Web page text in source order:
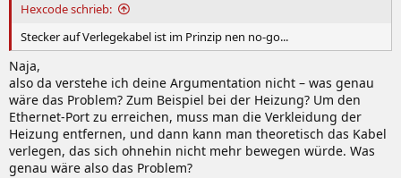
Hexcode schrieb:
Stecker auf Verlegekabel ist im Prinzip nen no-go...
Naja,
also da verstehe ich deine Argumentation nicht – was genau
wäre das Problem? Zum Beispiel bei der Heizung? Um den
Ethernet-Port zu erreichen, muss man die Verkleidung der
Heizung entfernen, und dann kann man theoretisch das Kabel
verlegen, das sich ohnehin nicht mehr bewegen würde. Was
genau wäre also das Problem?